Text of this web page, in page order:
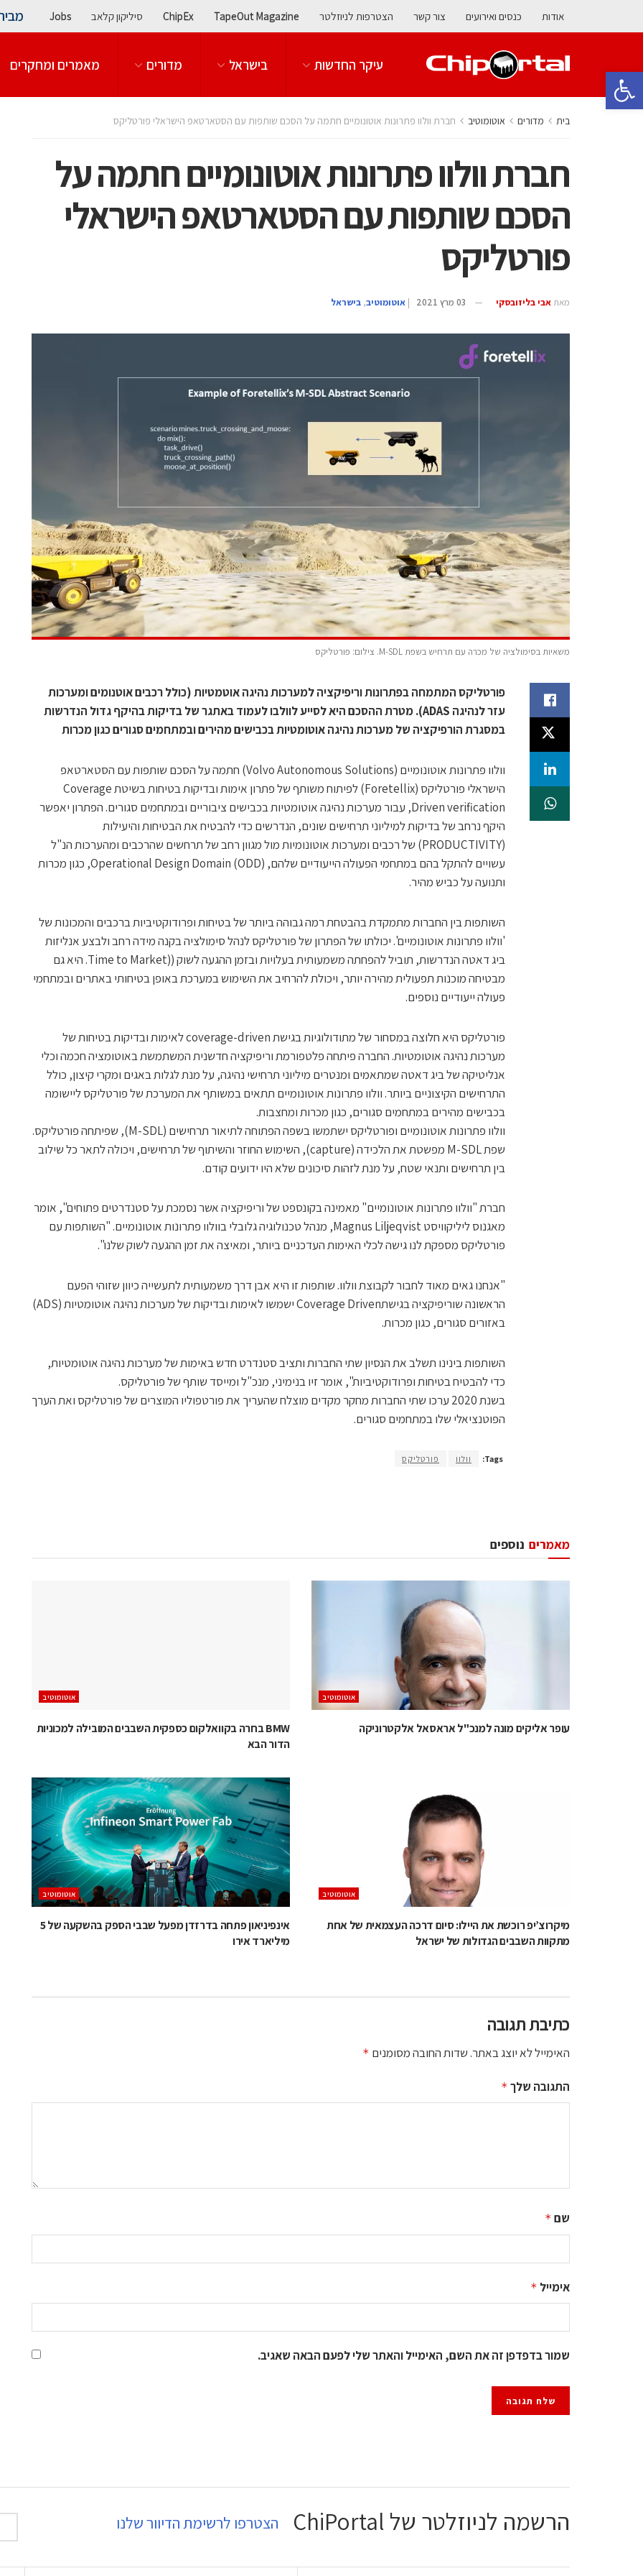
פתח סרגל נגישות
אודות כנסים ואירועים צור קשר הצטרפות לניוזלטר TapeOut Magazine
ChipEx סיליקון קלאב Jobs
עיקר החדשות בישראל מדורים מאמרים ומחקרים
בית מדורים אוטומוטיב חברת וולוו פתרונות אוטונומיים חתמה על הסכם שותפות עם הסטארטאפ הישראלי פורטליקס
חברת וולוו פתרונות אוטונומיים חתמה על
הסכם שותפות עם הסטארטאפ הישראלי
פורטליקס
מאת אבי בליזובסקי 03 מרץ 2021 | אוטומוטיב, בישראל
משאיות בסימולציה של מכרה עם תרחיש בשפת M-SDL. צילום: פורטליקס
פורטליקס המתמחה בפתרונות וריפיקציה למערכות נהיגה אוטמטיות (כולל רכבים אוטנומים ומערכות
עזר לנהיגה ADAS). מטרת ההסכם היא לסייע לוולבו לעמוד באתגר של בדיקות בהיקף גדול הנדרשות
במסגרת הורפיקציה של מערכות נהיגה אוטומטיות בכבישים מהירים ובמתחמים סגורים כגון מכרות
וולוו פתרונות אוטונומיים (Volvo Autonomous Solutions) חתמה על הסכם שותפות עם הסטארטאפ
הישראלי פורטליקס (Foretellix) לפיתוח משותף של פתרון אימות ובדיקות בטיחות בשיטת Coverage
Driven verification, עבור מערכות נהיגה אוטומטיות בכבישים ציבוריים ובמתחמים סגורים. הפתרון יאפשר
היקף נרחב של בדיקות למיליוני תרחישים שונים, הנדרשים כדי להבטיח את הבטיחות והיעילות
(PRODUCTIVITY) של רכבים ומערכות אוטונומיות מול מגוון רחב של תרחשים שהרכבים ומהערכות הנ"ל
עשויים להתקל בהם במתחמי הפעולה הייעודיים שלהם, Operational Design Domain (ODD), כגון מכרות
ותנועה על כביש מהיר.
השותפות בין החברות מתמקדת בהבטחת רמה גבוהה ביותר של בטיחות ופרודוקטיביות ברכבים והמכונות של
'וולוו פתרונות אוטונומיים'. יכולתו של הפתרון של פורטליקס לנהל סימולציה בקנה מידה רחב ולבצע אנליזות
ביג דאטה הנדרשות, תוביל להפחתה משמעותית בעלויות ובזמן ההגעה לשוק ((Time to Market. היא גם
מבטיחה מוכנות תפעולית מהירה יותר, ויכולת להרחיב את השימוש במערכת באופן בטיחותי באתרים ובמתחמי
פעולה ייעודיים נוספים.
פורטליקס היא חלוצה במסחור של מתודולוגיות בגישת coverage-driven לאימות ובדיקות בטיחות של
מערכות נהיגה אוטומטיות. החברה פיתחה פלטפורמת וריפיקציה חדשנית המשתמשת באוטומציה חכמה וכלי
אנליטיקה של ביג דאטה שמתאמים ומנטרים מיליוני תרחישי נהיגה, על מנת לגלות באגים ומקרי קיצון, כולל
התרחישים הקיצוניים ביותר. וולוו פתרונות אוטונומיים תתאים במשותף את המערכת של פורטליקס ליישומה
בכבישים מהירים במתחמים סגורים, כגון מכרות ומחצבות.
וולוו פתרונות אוטונומיים ופורטליקס ישתמשו בשפה הפתוחה לתיאור תרחישים (M-SDL), שפיתחה פורטליקס.
שפת M-SDL מפשטת את הלכידה (capture), השימוש החוזר והשיתוף של תרחישים, ויכולה לתאר כל שילוב
בין תרחישים ותנאי שטח, על מנת לזהות סיכונים שלא היו ידועים קודם.
חברת "וולוו פתרונות אוטונומיים" מאמינה בקונספט של וריפיקציה אשר נסמכת על סטנדרטים פתוחים", אומר
מאגנוס ליליקוויסט Magnus Liljeqvist, מנהל טכנולוגיה גלובלי בוולוו פתרונות אוטונומיים. "השותפות עם
פורטליקס מספקת לנו גישה לכלי האימות העדכניים ביותר, ומאיצה את זמן ההגעה לשוק שלנו".
"אנחנו גאים מאוד לחבור לקבוצת וולוו. שותפות זו היא אבן דרך משמעותית לתעשייה כיוון שזוהי הפעם
הראשונה שוריפיקציה בגישתCoverage Driven ישמשו לאימות ובדיקות של מערכות נהיגה אוטומטיות (ADS)
באזורים סגורים, כגון מכרות.
השותפות בינינו תשלב את הנסיון שתי החברות ותציב סטנדרט חדש באימות של מערכות נהיגה אוטומטיות,
כדי להבטיח בטיחות ופרודוקטיביות", אומר זיו בנימיני, מנכ"ל ומייסד שותף של פורטליקס.
בשנת 2020 ערכו שתי החברות מחקר מקדים מוצלח שהעריך את פורטפוליו המוצרים של פורטליקס ואת הערך
הפוטנציאלי שלו במתחמים סגורים.
Tags: וולוו פורטליקס
נוספים מאמרים
אוטומוטיב
עופר אליקים מונה למנכ"ל אראסאל אלקטרוניקה
אוטומוטיב
BMW בחרה בקוואלקום כספקית השבבים המובילה למכוניות
הדור הבא
אוטומוטיב
מיקרוצ’יפ רוכשת את היילו: סיום דרכה העצמאית של אחת
מתקוות השבבים הגדולות של ישראל
אוטומוטיב
אינפיניאון פתחה בדרזדן מפעל שבבי הספק בהשקעה של 5
מיליארד אירו
כתיבת תגובה
האימייל לא יוצג באתר.שדות החובה מסומנים *
התגובה שלך *
שם *
אימייל *
שמור בדפדפן זה את השם, האימייל והאתר שלי לפעם הבאה שאגיב.
הרשמה לניוזלטר של ChiPortal הצטרפו לרשימת הדיוור שלנו